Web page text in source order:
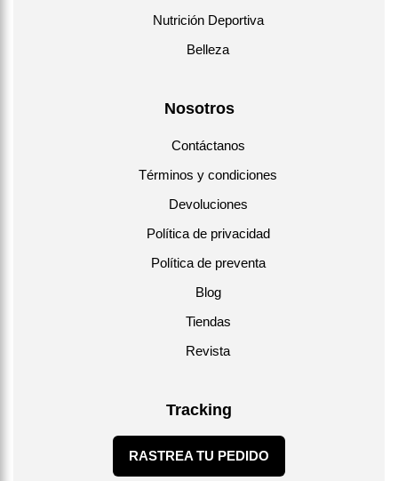
Nutrición Deportiva
Belleza
Nosotros
Contáctanos
Términos y condiciones
Devoluciones
Política de privacidad
Política de preventa
Blog
Tiendas
Revista
Tracking
RASTREA TU PEDIDO